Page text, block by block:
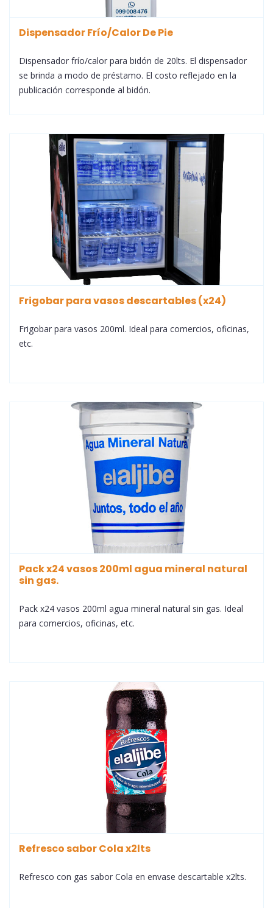
Dispensador Frío/Calor De Pie
Dispensador frío/calor para bidón de 20lts. El dispensador
se brinda a modo de préstamo. El costo reflejado en la
publicación corresponde al bidón.
Frigobar para vasos descartables (x24)
Frigobar para vasos 200ml. Ideal para comercios, oficinas,
etc.
Pack x24 vasos 200ml agua mineral natural
sin gas.
Pack x24 vasos 200ml agua mineral natural sin gas. Ideal
para comercios, oficinas, etc.
Refresco sabor Cola x2lts
Refresco con gas sabor Cola en envase descartable x2lts.